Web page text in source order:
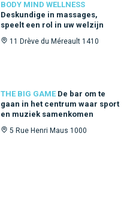
BODY MIND WELLNESS
Deskundige in massages,
speelt een rol in uw welzijn
11 Drève du Méreault 1410
THE BIG GAME De bar om te
gaan in het centrum waar sport
en muziek samenkomen
5 Rue Henri Maus 1000